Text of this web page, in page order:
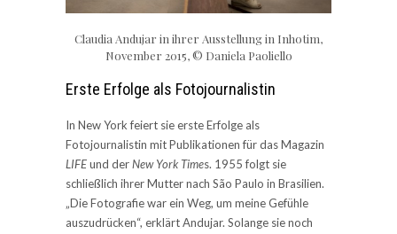
Claudia Andujar in ihrer Ausstellung in Inhotim,
November 2015, © Daniela Paoliello
Erste Erfolge als Fotojournalistin
In New York feiert sie erste Erfolge als
Fotojournalistin mit Publikationen für das Magazin
LIFEund derNew York Times. 1955 folgt sie
schließlich ihrer Mutter nach São Paulo in Brasilien.
„Die Fotografie war ein Weg, um meine Gefühle
auszudrücken“, erklärt Andujar. Solange sie noch